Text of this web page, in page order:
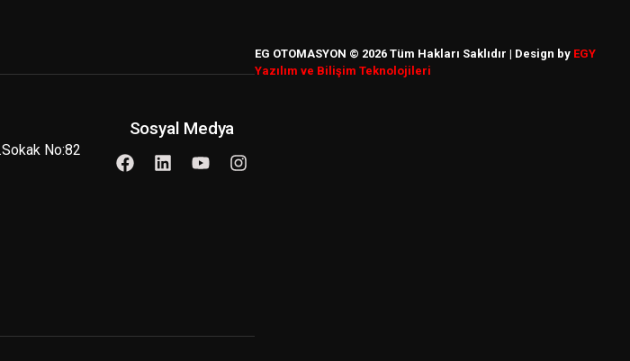
No:82
Sosyal Medya
EG OTOMASYON © 2026 Tüm Hakları Saklıdır | Design by EGY
Yazılım ve Bilişim Teknolojileri